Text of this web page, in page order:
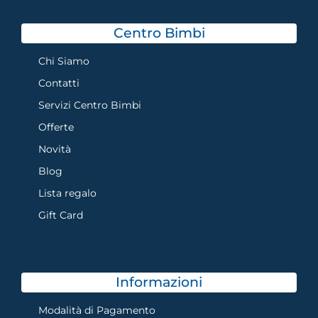
Centro Bimbi
Chi Siamo
Contatti
Servizi Centro Bimbi
Offerte
Novità
Blog
Lista regalo
Gift Card
Informazioni
Modalità di Pagamento